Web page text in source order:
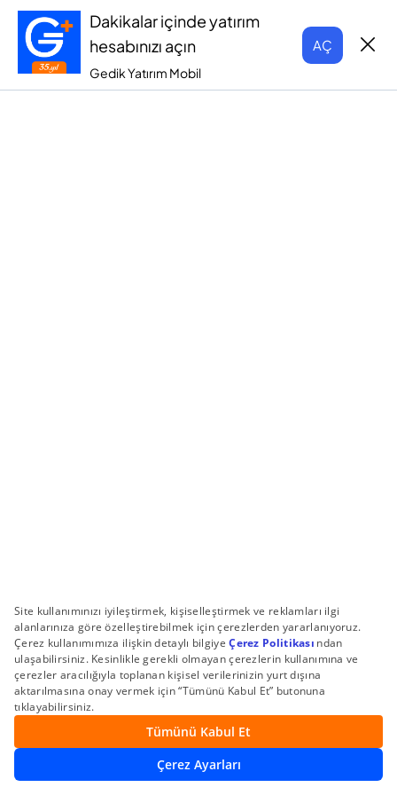
Dakikalar içinde yatırım
hesabınızı açın
Gedik Yatırım Mobil
AÇ